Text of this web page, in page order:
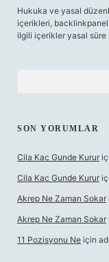
Hukuka ve yasal
içerikleri,
ilgili içerikler yasal süre
SON YORUMLAR
Cila Kac Gunde Kurur
Cila Kac Gunde Kurur
Akrep Ne Zaman Sokar
Akrep Ne Zaman Sokar
11 Pozisyonu Ne için